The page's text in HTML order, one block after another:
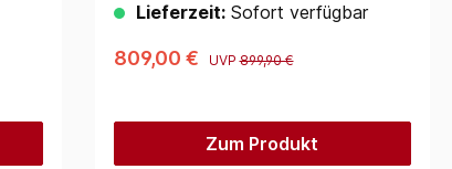
Lieferzeit:Sofort verfügbar
809,00 € UVP899,90 €
Zum Produkt